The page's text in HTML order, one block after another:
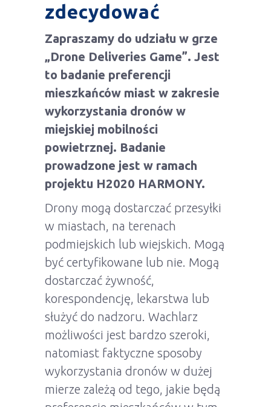
zdecydować
Zapraszamy do udziału w grze
„Drone Deliveries Game”. Jest
to badanie preferencji
mieszkańców miast w zakresie
wykorzystania dronów w
miejskiej mobilności
powietrznej. Badanie
prowadzone jest w ramach
projektu H2020 HARMONY.
Drony mogą dostarczać przesyłki
w miastach, na terenach
podmiejskich lub wiejskich. Mogą
być certyfikowane lub nie. Mogą
dostarczać żywność,
korespondencję, lekarstwa lub
służyć do nadzoru. Wachlarz
możliwości jest bardzo szeroki,
natomiast faktyczne sposoby
wykorzystania dronów w dużej
mierze zależą od tego, jakie będą